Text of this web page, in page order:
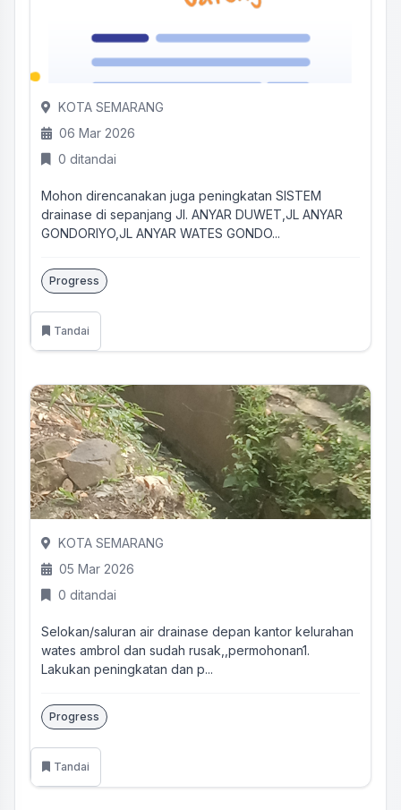
KOTA SEMARANG
06 Mar 2026
0 ditandai
Mohon direncanakan juga peningkatan SISTEM
drainase di sepanjang Jl. ANYAR DUWET,JL ANYAR
GONDORIYO,JL ANYAR WATES GONDO...
Progress
Tandai
KOTA SEMARANG
05 Mar 2026
0 ditandai
Selokan/saluran air drainase depan kantor kelurahan
wates ambrol dan sudah rusak,,permohonan1.
Lakukan peningkatan dan p...
Progress
Tandai